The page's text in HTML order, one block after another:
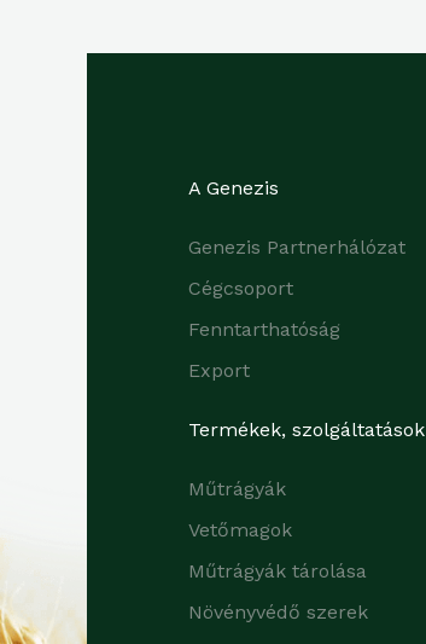
A Genezis
Genezis Partnerhálózat
Cégcsoport
Fenntarthatóság
Export
Termékek, szolgáltatások
Műtrágyák
Vetőmagok
Műtrágyák tárolása
Növényvédő szerek